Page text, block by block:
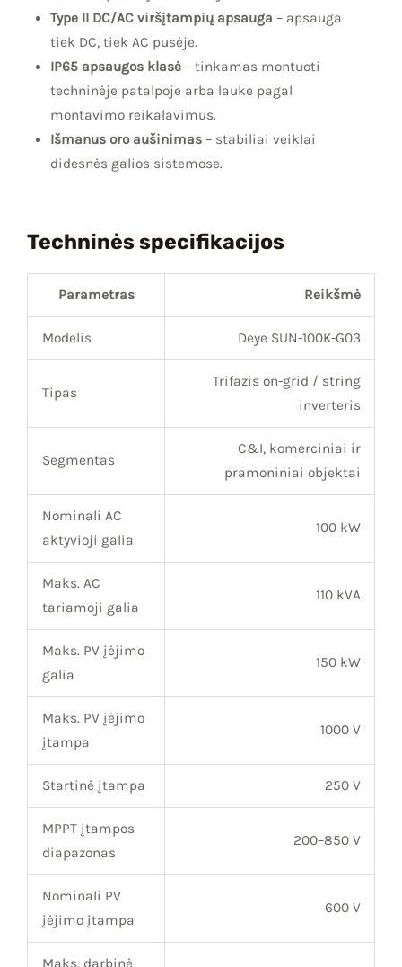
Type II DC/AC viršįtampių apsauga – apsauga
tiek DC, tiek AC pusėje.
IP65 apsaugos klasė– tinkamas montuoti
techninėje patalpoje arba lauke pagal
montavimo reikalavimus.
Išmanus oro aušinimas– stabiliai veiklai
didesnės galios sistemose.
Techninės specifikacijos
Parametras Reikšmė
Modelis Deye SUN-100K-G03
Tipas
Trifazis on-grid / string
inverteris
Segmentas
C&I, komerciniai ir
pramoniniai objektai
Nominali AC
aktyvioji galia
100 kW
Maks. AC
tariamoji galia
110 kVA
Maks. PV įėjimo
galia
150 kW
Maks. PV įėjimo
įtampa
1000 V
Startinė įtampa 250 V
MPPT įtampos
diapazonas
200–850 V
Nominali PV
įėjimo įtampa
600 V
Maks. darbinė